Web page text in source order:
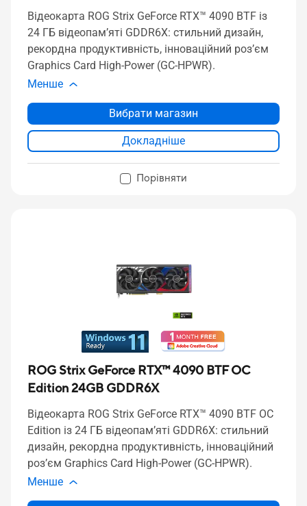
Відеокарта ROG Strix GeForce RTX™ 4090 BTF із
24 ГБ відеопам’яті GDDR6X: стильний дизайн,
рекордна продуктивність, інноваційний роз’єм
Graphics Card High-Power (GC-HPWR).
Менше
Вибрати магазин
Докладніше
Порівняти
ROG Strix GeForce RTX™ 4090 BTF OC
Edition 24GB GDDR6X
Відеокарта ROG Strix GeForce RTX™ 4090 BTF OC
Edition із 24 ГБ відеопам’яті GDDR6X: стильний
дизайн, рекордна продуктивність, інноваційний
роз’єм Graphics Card High-Power (GC-HPWR).
Менше